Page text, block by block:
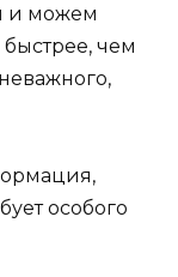
и можем
быстрее, чем
особого